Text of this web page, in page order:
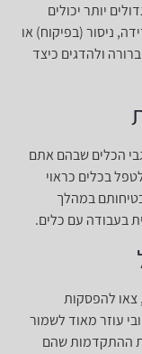
יותר יכולים
ניסור (בפיקוח) או
ולהדגים כיצד
הכלים שבהם אתם
בכלים כראוי
במהלך
בעבודה עם כלים.
צאו להפסקות
עוזר מאוד לשמור
ההתקדמות שהם